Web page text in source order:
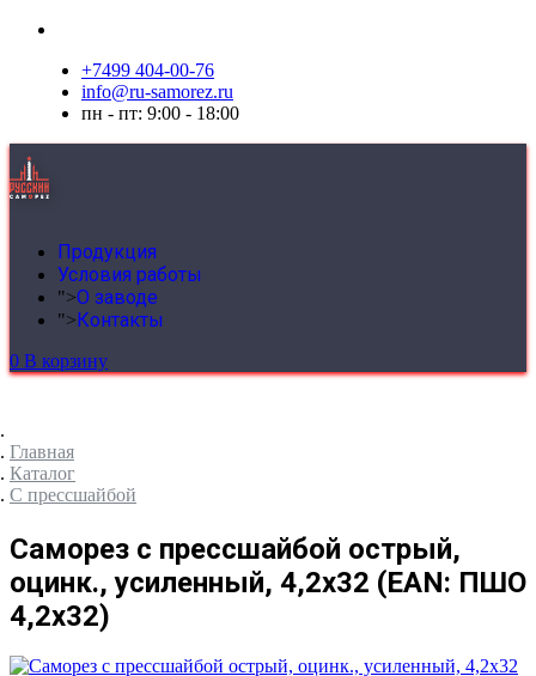
+7499 404-00-76
info@ru-samorez.ru
пн - пт: 9:00 - 18:00
Продукция
Условия работы
">О заводе
">Контакты
0 В корзину
Главная
Каталог
C прессшайбой
Саморез с прессшайбой острый,
оцинк., усиленный, 4,2х32 (EAN: ПШО
4,2х32)